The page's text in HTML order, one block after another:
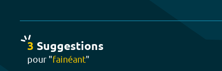
3 Suggestions
pour "fainéant"